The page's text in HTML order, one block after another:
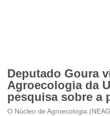
Deputado Goura
Agroecologia da
pesquisa sobre a
O Núcleo de Agroecologia